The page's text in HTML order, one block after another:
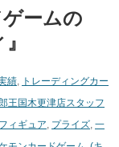
ームの
績, トレーディングカー
王国木更津店スタッフ
ィギュア, プライズ, 一